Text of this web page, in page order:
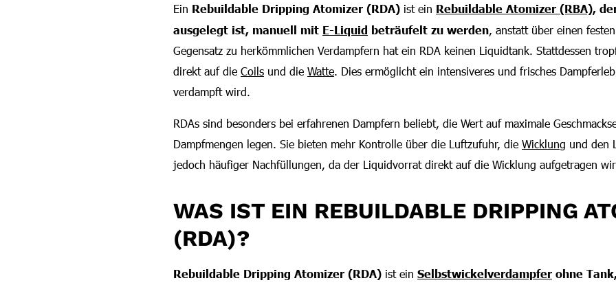
Ein Rebuildable Dripping Atomizer (RDA) ist ein Rebuildable Atomizer (RBA),
ausgelegt ist, manuell mit E-Liquid beträufelt zu werden, anstatt über einen
Gegensatz zu herkömmlichen Verdampfern hat ein RDA keinen Liquidtank. Stattdessen
direkt auf die Coils und die Watte. Dies ermöglicht ein intensiveres und frisches
verdampft wird.
RDAs sind besonders bei erfahrenen Dampfern beliebt, die Wert auf maximale
Dampfmengen legen. Sie bieten mehr Kontrolle über die Luftzufuhr, die Wicklung und den
jedoch häufiger Nachfüllungen, da der Liquidvorrat direkt auf die Wicklung aufgetragen
WAS IST EIN REBUILDABLE DRIPPING
(RDA)?
Rebuildable Dripping Atomizer (RDA) ist ein Selbstwickelverdampfer ohne